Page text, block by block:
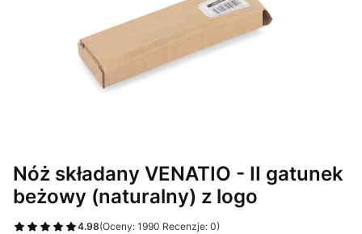
Nóż składany VENATIO - II gatunek
beżowy (naturalny) z logo
4.98(Oceny: 1990 Recenzje: 0)